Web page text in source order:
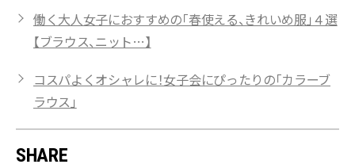
働く大人女子におすすめの「春使える、きれいめ服」４選
【ブラウス、ニット…】
コスパよくオシャレに！女子会にぴったりの「カラーブ
ラウス」
SHARE